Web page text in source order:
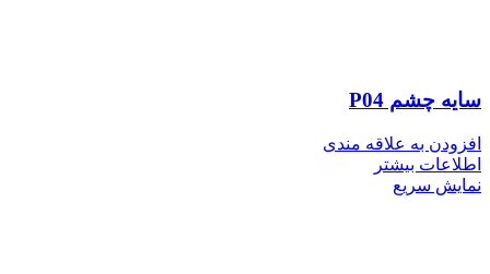
سایه چشم P04
افزودن به علاقه مندی
اطلاعات بیشتر
نمایش سریع